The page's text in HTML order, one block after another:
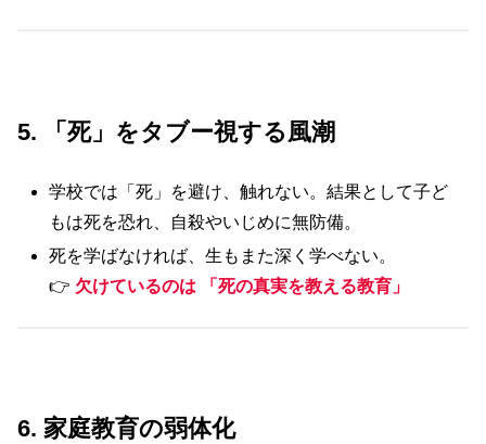
5. 「死」をタブー視する風潮
学校では「死」を避け、触れない。結果として子ど
もは死を恐れ、自殺やいじめに無防備。
死を学ばなければ、生もまた深く学べない。
👉 欠けているのは 「死の真実を教える教育」
6. 家庭教育の弱体化